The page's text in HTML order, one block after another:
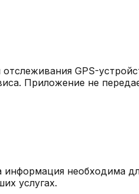
GPS-
Приложение не
необходима
услугах.